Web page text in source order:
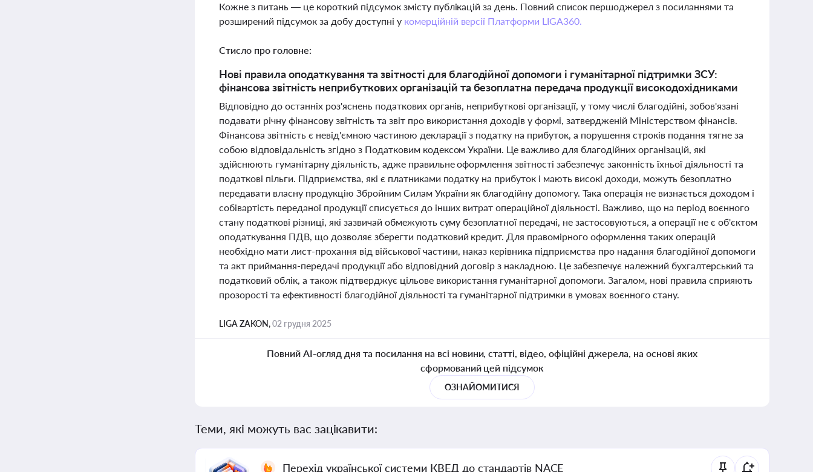
Кожне з питань — це короткий підсумок змісту публікацій за день. Повний список першоджерел з посиланнями та
розширений підсумок за добу доступні у комерційній версії Платформи LIGA360.
Стисло про головне:
Нові правила оподаткування та звітності для благодійної допомоги і гуманітарної підтримки ЗСУ:
фінансова звітність неприбуткових організацій та безоплатна передача продукції високодохідниками
Відповідно до останніх роз'яснень податкових органів, неприбуткові організації, у тому числі благодійні, зобов'язані
подавати річну фінансову звітність та звіт про використання доходів у формі, затвердженій Міністерством фінансів.
Фінансова звітність є невід'ємною частиною декларації з податку на прибуток, а порушення строків подання тягне за
собою відповідальність згідно з Податковим кодексом України. Це важливо для благодійних організацій, які
здійснюють гуманітарну діяльність, адже правильне оформлення звітності забезпечує законність їхньої діяльності та
податкові пільги. Підприємства, які є платниками податку на прибуток і мають високі доходи, можуть безоплатно
передавати власну продукцію Збройним Силам України як благодійну допомогу. Така операція не визнається доходом і
собівартість переданої продукції списується до інших витрат операційної діяльності. Важливо, що на період воєнного
стану податкові різниці, які зазвичай обмежують суму безоплатної передачі, не застосовуються, а операції не є об'єктом
оподаткування ПДВ, що дозволяє зберегти податковий кредит. Для правомірного оформлення таких операцій
необхідно мати лист-прохання від військової частини, наказ керівника підприємства про надання благодійної допомоги
та акт приймання-передачі продукції або відповідний договір з накладною. Це забезпечує належний бухгалтерський та
податковий облік, а також підтверджує цільове використання гуманітарної допомоги. Загалом, нові правила сприяють
прозорості та ефективності благодійної діяльності та гуманітарної підтримки в умовах воєнного стану.
LIGA ZAKON,02 грудня 2025
Повний AI-огляд дня та посилання на всі новини, статті, відео, офіційні джерела, на основі яких
сформований цей підсумок
ОЗНАЙОМИТИСЯ
Теми, які можуть вас зацікавити:
Перехід української системи КВЕД до стандартів NACE